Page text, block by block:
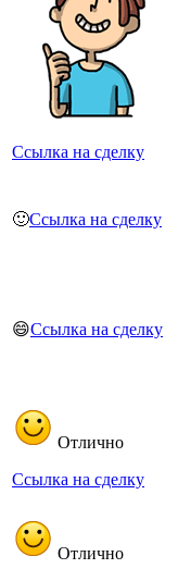
Ссылка на сделку
🙂Ссылка на сделку
😄Ссылка на сделку
Отлично
Ссылка на сделку
Отлично